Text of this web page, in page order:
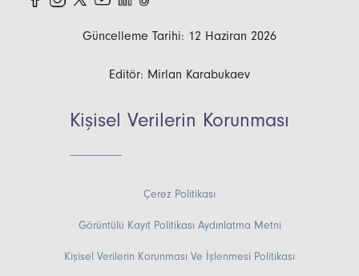
Güncelleme Tarihi: 12 Haziran 2026
Editör: Mirlan Karabukaev
Kişisel Verilerin Korunması
Çerez Politikası
Görüntülü Kayıt Politikası Aydınlatma Metni
Kişisel Verilerin Korunması Ve İşlenmesi Politikası